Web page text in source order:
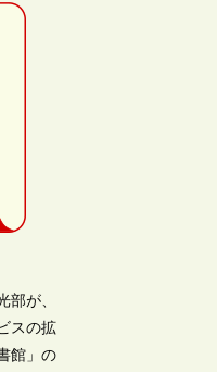
部が、
スの拡
館」の